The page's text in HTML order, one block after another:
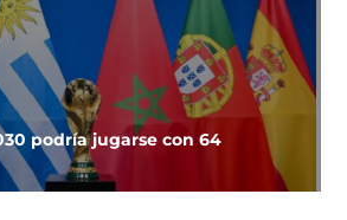
podría jugarse con 64